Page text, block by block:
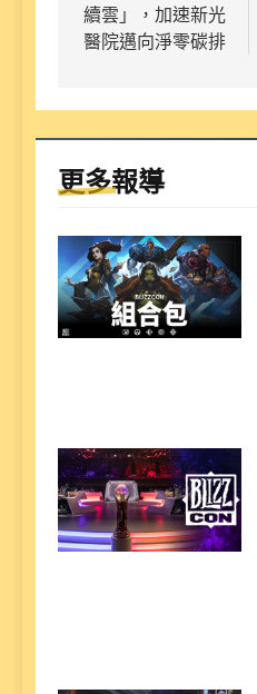
覽
續雲」，加速新光
醫院邁向淨零碳排
更多報導